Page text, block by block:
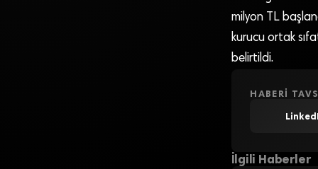
milyon TL
kurucu ortak
belirtildi.
HABERI
İlgili Haberler